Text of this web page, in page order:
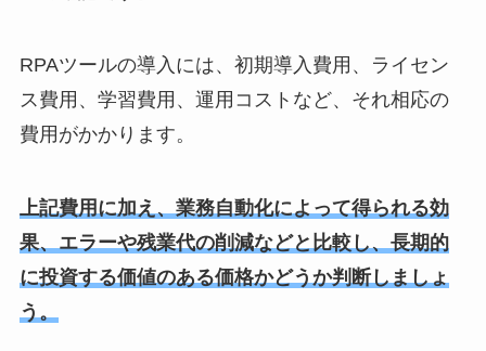
RPAツールの導入には、初期導入費用、ライセン
ス費用、学習費用、運用コストなど、それ相応の
費用がかかります。
上記費用に加え、業務自動化によって得られる効
果、エラーや残業代の削減などと比較し、長期的
に投資する価値のある価格かどうか判断しましょ
う。